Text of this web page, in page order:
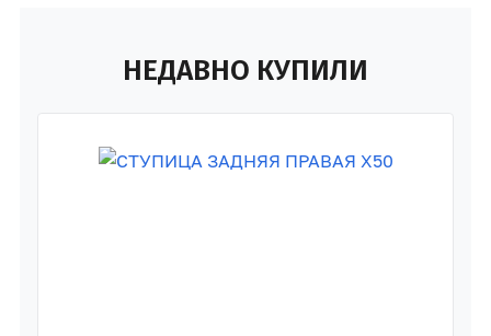
НЕДАВНО КУПИЛИ